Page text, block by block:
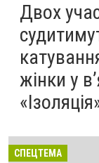
Двох
жінки у
СПЕЦТЕМА